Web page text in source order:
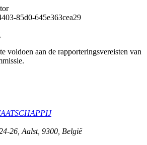
85d0-645e363cea29
voldoen aan de rapporteringsvereisten van
26 Aalst, 9300 België